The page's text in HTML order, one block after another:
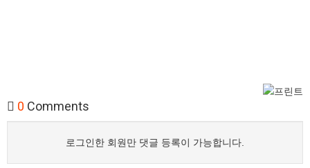
0 Comments
로그인한 회원만 댓글 등록이 가능합니다.